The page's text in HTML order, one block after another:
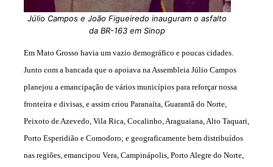
Júlio Campos e João Figueiredo inauguram o asfalto
da BR-163 em Sinop
Em Mato Grosso havia um vazio demográfico e poucas cidades.
Junto com a bancada que o apoiava na Assembleia Júlio Campos
planejou a emancipação de vários municípios para reforçar nossa
fronteira e divisas, e assim criou Paranaíta, Guarantã do Norte,
Peixoto de Azevedo, Vila Rica, Cocalinho, Araguaiana, Alto Taquari,
Porto Esperidião e Comodoro; e geograficamente bem distribuídos
nas regiões, emancipou Vera, Campinápolis, Porto Alegre do Norte,